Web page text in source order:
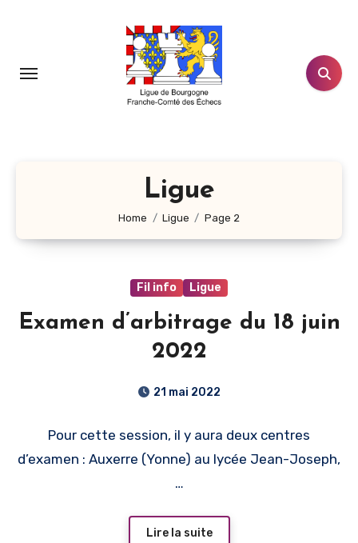
principal
Ligue
Home Ligue Page 2
Fil info Ligue
Examen d’arbitrage du 18 juin
2022
21 mai 2022
Pour cette session, il y aura deux centres
d’examen : Auxerre (Yonne) au lycée Jean-Joseph,
…
Lire la suite